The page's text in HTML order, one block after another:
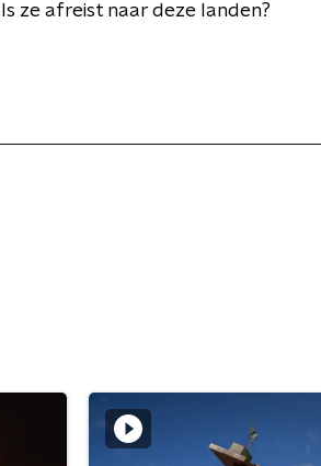
ze afreist naar deze landen?